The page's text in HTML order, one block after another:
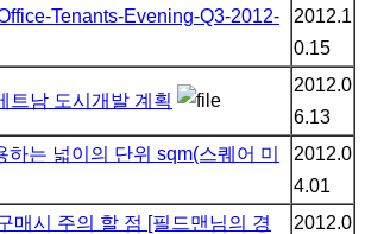
Tenants-Evening-Q3-2012-
2012.1
0.15
트남 도시개발 계획
2012.0
6.13
하는 넓이의 단위 sqm(스퀘어 미
2012.0
4.01
매시 주의 할 점 [필드맨님의 경
2012.0